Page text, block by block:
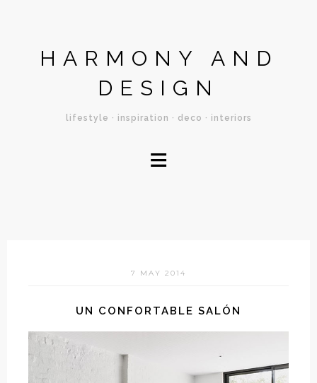
HARMONY AND
DESIGN
lifestyle · inspiration · deco · interiors
≡
7 MAY 2014
UN CONFORTABLE SALÓN